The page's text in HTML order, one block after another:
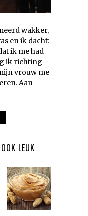
wakker,
en ik dacht:
ik me had
ik richting
vrouw me
Aan
LEUK